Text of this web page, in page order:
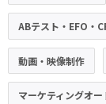
ABテスト・EFO・
動画・映像制作
マーケティングオー